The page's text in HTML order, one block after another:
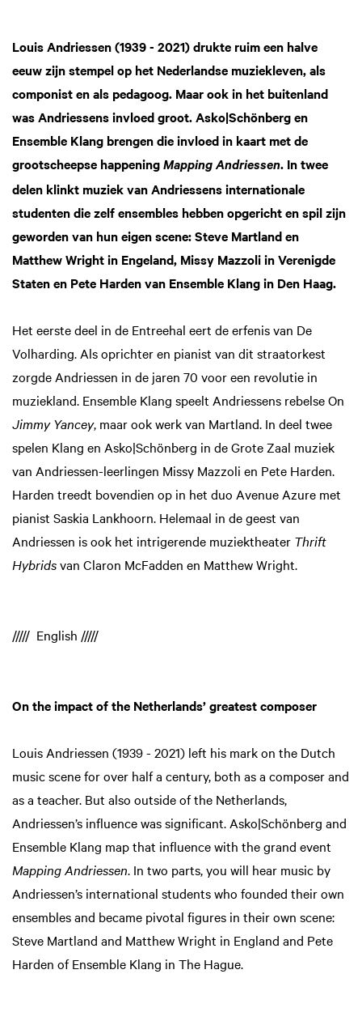
Louis Andriessen (1939 - 2021) drukte ruim een halve
eeuw zijn stempel op het Nederlandse muziekleven, als
componist en als pedagoog. Maar ook in het buitenland
was Andriessens invloed groot. Asko|Schönberg en
Ensemble Klang brengen die invloed in kaart met de
grootscheepse happening Mapping Andriessen. In twee
delen klinkt muziek van Andriessens internationale
studenten die zelf ensembles hebben opgericht en spil zijn
geworden van hun eigen scene: Steve Martland en
Matthew Wright in Engeland, Missy Mazzoli in Verenigde
Staten en Pete Harden van Ensemble Klang in Den Haag.
Het eerste deel in de Entreehal eert de erfenis van De
Volharding. Als oprichter en pianist van dit straatorkest
zorgde Andriessen in de jaren 70 voor een revolutie in
muziekland. Ensemble Klang speelt Andriessens rebelse On
Jimmy Yancey, maar ook werk van Martland. In deel twee
spelen Klang en Asko|Schönberg in de Grote Zaal muziek
van Andriessen-leerlingen Missy Mazzoli en Pete Harden.
Harden treedt bovendien op in het duo Avenue Azure met
pianist Saskia Lankhoorn. Helemaal in de geest van
Andriessen is ook het intrigerende muziektheater Thrift
Hybridsvan Claron McFadden en Matthew Wright.
///// English /////
On the impact of the Netherlands’ greatest composer
Louis Andriessen (1939 - 2021) left his mark on the Dutch
music scene for over half a century, both as a composer and
as a teacher. But also outside of the Netherlands,
Andriessen’s influence was significant. Asko|Schönberg and
Ensemble Klang map that influence with the grand event
Mapping Andriessen. In two parts, you will hear music by
Andriessen’s international students who founded their own
ensembles and became pivotal figures in their own scene:
Steve Martland and Matthew Wright in England and Pete
Harden of Ensemble Klang in The Hague.